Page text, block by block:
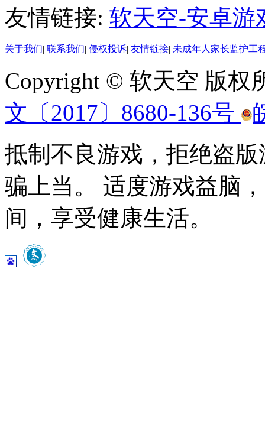
友情链接: 软天空-安卓游
关于我们| 联系我们| 侵权投诉| 友情链接| 未成年人家长监护工
Copyright © 软天空 版权
文〔2017〕8680-136号
抵制不良游戏，拒绝盗
骗上当。 适度游戏益脑
间，享受健康生活。